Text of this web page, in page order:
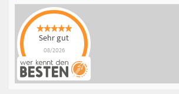
Sehr gut
08/2026
Rothbaum Invest
hat4.9von5